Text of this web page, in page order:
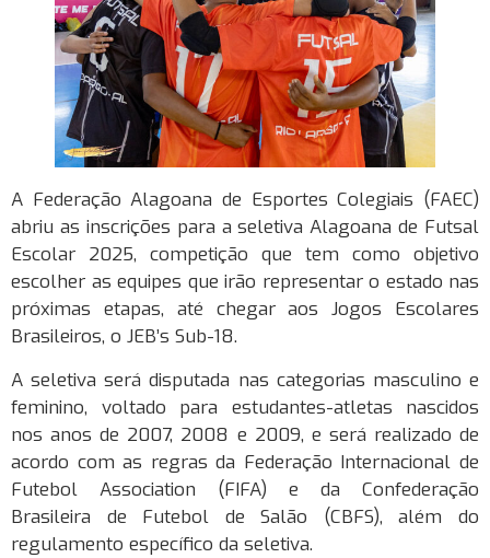
A Federação Alagoana de Esportes Colegiais (FAEC)
abriu as inscrições para a seletiva Alagoana de Futsal
Escolar 2025, competição que tem como objetivo
escolher as equipes que irão representar o estado nas
próximas etapas, até chegar aos Jogos Escolares
Brasileiros, o JEB’s Sub-18.
A seletiva será disputada nas categorias masculino e
feminino, voltado para estudantes-atletas nascidos
nos anos de 2007, 2008 e 2009, e será realizado de
acordo com as regras da Federação Internacional de
Futebol Association (FIFA) e da Confederação
Brasileira de Futebol de Salão (CBFS), além do
regulamento específico da seletiva.